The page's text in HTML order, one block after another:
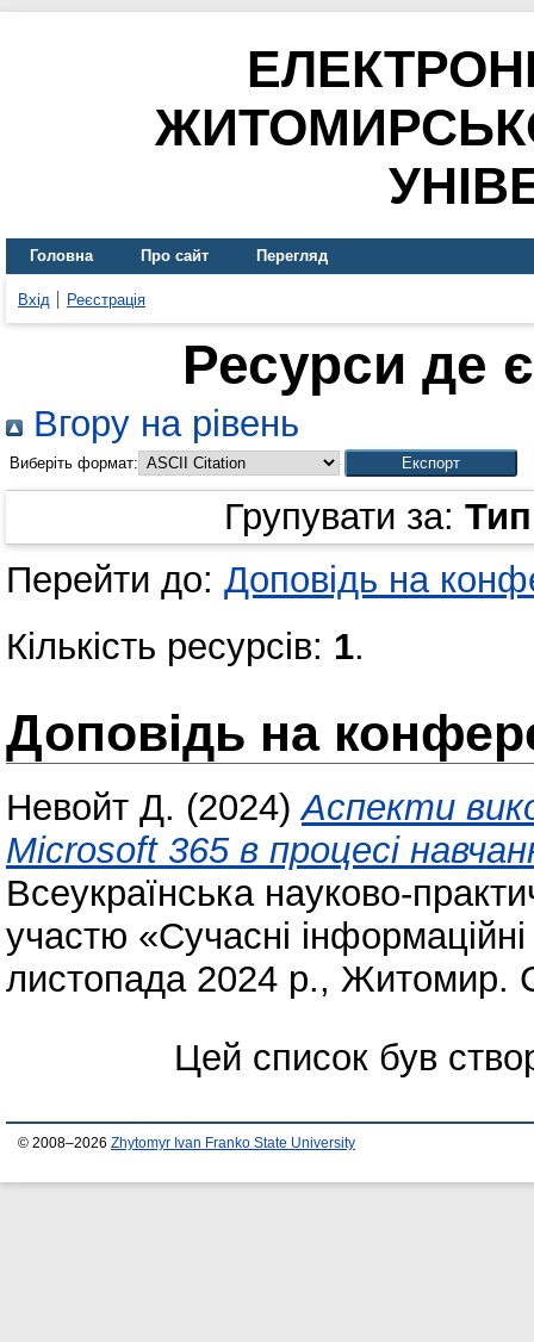
Головна Про сайт Перегляд
Вхід Реєстрація
Ресурси де
Вгору на рівень
Виберіть формат:
Групувати за:
Перейти до: Доповідь на
Кількість ресурсів: 1.
Доповідь на
Невойт Д. (2024)Аспекти
Microsoft 365 в процесі
Всеукраїнська науково-
участю «Сучасні інформаційні
листопада 2024 р., Житомир.
Цей список був
© 2008–2026 Zhytomyr Ivan Franko State University